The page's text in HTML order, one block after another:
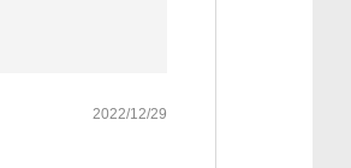
2022/12/29